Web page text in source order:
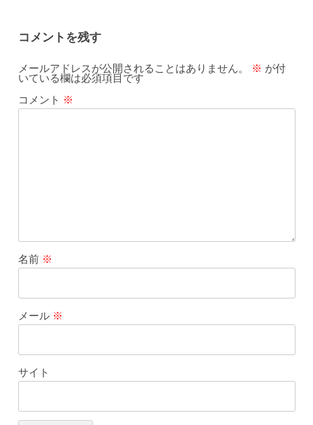
コメントを残す
メールアドレスが公開されることはありません。 ※ が付
いている欄は必須項目です
コメント ※
名前 ※
メール ※
サイト